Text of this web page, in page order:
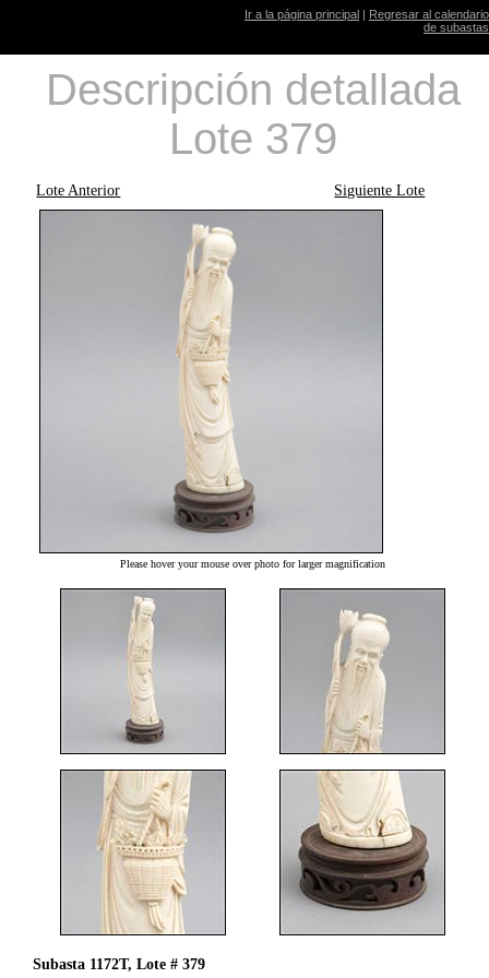
Ir a la página principal | Regresar al calendario
de subastas
Descripción detallada
Lote 379
Lote Anterior Siguiente Lote
Please hover your mouse over photo for larger magnification
Subasta 1172T, Lote # 379